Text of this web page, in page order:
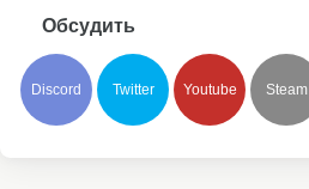
Обсудить
Discord Twitter Youtube Steam